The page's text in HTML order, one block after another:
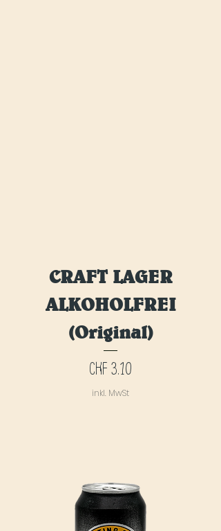
CRAFT LAGER
ALKOHOLFREI
(Original)
Preis
CHF 3.10
inkl. MwSt